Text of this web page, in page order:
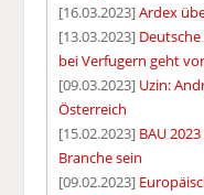
[16.03.2023]Ardex
[13.03.2023]
bei Verfugern geht
[09.03.2023] Uzin:
Österreich
[15.02.2023] BAU
Branche sein
[09.02.2023]